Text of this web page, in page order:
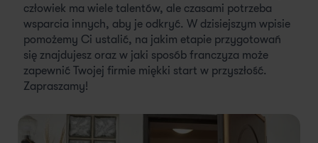
człowiek ma wiele talentów, ale czasami potrzeba
wsparcia innych, aby je odkryć. W dzisiejszym wpisie
pomożemy Ci ustalić, na jakim etapie przygotowań
się znajdujesz oraz w jaki sposób franczyza może
zapewnić Twojej firmie miękki start w przyszłość.
Zapraszamy!